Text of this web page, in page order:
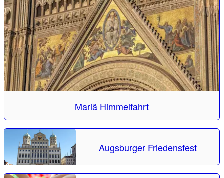
Mariä Himmelfahrt
Augsburger Friedensfest